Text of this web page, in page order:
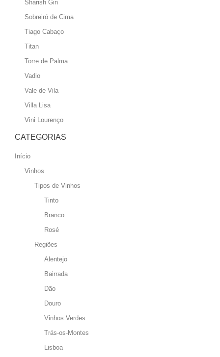
Sharish Gin
Sobreiró de Cima
Tiago Cabaço
Titan
Torre de Palma
Vadio
Vale de Vila
Villa Lisa
Vini Lourenço
CATEGORIAS
Início
Vinhos
Tipos de Vinhos
Tinto
Branco
Rosé
Regiões
Alentejo
Bairrada
Dão
Douro
Vinhos Verdes
Trás-os-Montes
Lisboa